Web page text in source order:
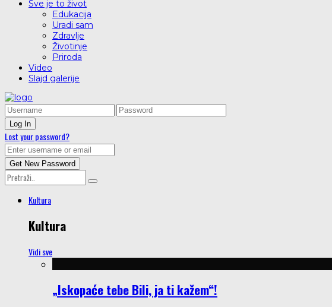
Sve je to život
Edukacija
Uradi sam
Zdravlje
Životinje
Priroda
Video
Slajd galerije
Lost your password?
Kultura
Kultura
Vidi sve
„Iskopaće tebe Bili, ja ti kažem“!